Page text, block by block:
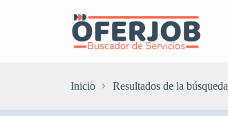
Inicio Resultados de la búsqueda